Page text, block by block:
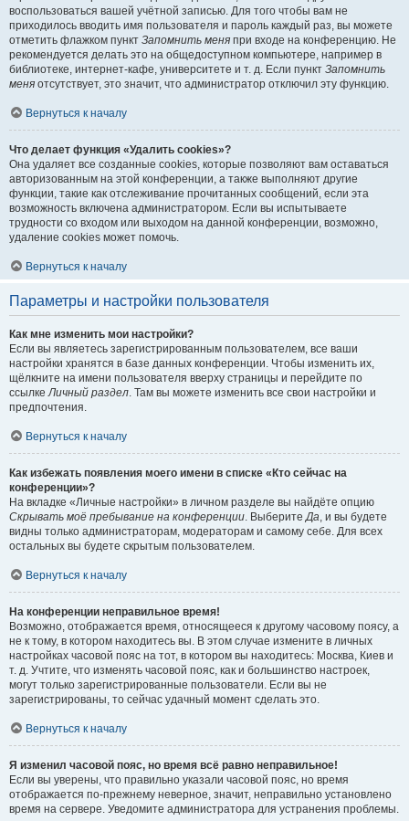
воспользоваться вашей учётной записью. Для того чтобы вам не
приходилось вводить имя пользователя и пароль каждый раз, вы можете
отметить флажком пункт Запомнить меня при входе на конференцию. Не
рекомендуется делать это на общедоступном компьютере, например в
библиотеке, интернет-кафе, университете и т. д. Если пункт Запомнить
меня отсутствует, это значит, что администратор отключил эту функцию.
Вернуться к началу
Что делает функция «Удалить cookies»?
Она удаляет все созданные cookies, которые позволяют вам оставаться
авторизованным на этой конференции, а также выполняют другие
функции, такие как отслеживание прочитанных сообщений, если эта
возможность включена администратором. Если вы испытываете
трудности со входом или выходом на данной конференции, возможно,
удаление cookies может помочь.
Вернуться к началу
Параметры и настройки пользователя
Как мне изменить мои настройки?
Если вы являетесь зарегистрированным пользователем, все ваши
настройки хранятся в базе данных конференции. Чтобы изменить их,
щёлкните на имени пользователя вверху страницы и перейдите по
ссылкеЛичный раздел. Там вы можете изменить все свои настройки и
предпочтения.
Вернуться к началу
Как избежать появления моего имени в списке «Кто сейчас на
конференции»?
На вкладке «Личные настройки» в личном разделе вы найдёте опцию
Скрывать моё пребывание на конференции. ВыберитеДа, и вы будете
видны только администраторам, модераторам и самому себе. Для всех
остальных вы будете скрытым пользователем.
Вернуться к началу
На конференции неправильное время!
Возможно, отображается время, относящееся к другому часовому поясу, а
не к тому, в котором находитесь вы. В этом случае измените в личных
настройках часовой пояс на тот, в котором вы находитесь: Москва, Киев и
т. д. Учтите, что изменять часовой пояс, как и большинство настроек,
могут только зарегистрированные пользователи. Если вы не
зарегистрированы, то сейчас удачный момент сделать это.
Вернуться к началу
Я изменил часовой пояс, но время всё равно неправильное!
Если вы уверены, что правильно указали часовой пояс, но время
отображается по-прежнему неверное, значит, неправильно установлено
время на сервере. Уведомите администратора для устранения проблемы.